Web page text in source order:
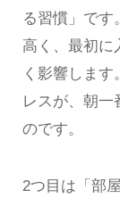
る習慣」です
高く、最初に
く影響します
レスが、朝一
のです。
2つ目は「部